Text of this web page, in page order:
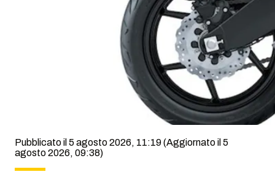
Pubblicato il 5 agosto 2026, 11:19(Aggiornato il 5
agosto 2026, 09:38)